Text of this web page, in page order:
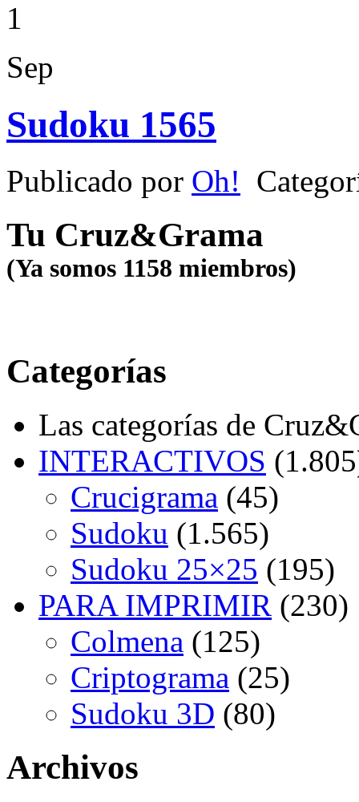
1
Sep
Sudoku 1565
Publicado por Oh!
Tu Cruz&Grama
(Ya somos 1158 miembros)
Categorías
Las categorías de
INTERACTIVOS
Crucigrama (45)
Sudoku (1.565)
Sudoku 25×25 (195)
PARA IMPRIMIR (230)
Colmena (125)
Criptograma (25)
Sudoku 3D (80)
Archivos